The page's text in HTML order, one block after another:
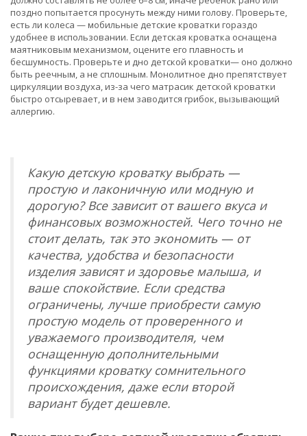
поздно попытается просунуть между ними голову. Проверьте,
есть ли колеса — мобильные детские кроватки гораздо
удобнее в использовании. Если детская кроватка оснащена
маятниковым механизмом, оцените его плавность и
бесшумность. Проверьте и дно детской кроватки— оно должно
быть реечным, а не сплошным. Монолитное дно препятствует
циркуляции воздуха, из-за чего матрасик детской кроватки
быстро отсыревает, и в нем заводится грибок, вызывающий
аллергию.
Какую детскую кроватку выбрать —
простую и лаконичную или модную и
дорогую? Все зависит от вашего вкуса и
финансовых возможностей. Чего точно не
стоит делать, так это экономить — от
качества, удобства и безопасности
изделия зависят и здоровье малыша, и
ваше спокойствие. Если средства
ограничены, лучше приобрести самую
простую модель от проверенного и
уважаемого производителя, чем
оснащенную дополнительными
функциями кроватку сомнительного
происхождения, даже если второй
вариант будет дешевле.